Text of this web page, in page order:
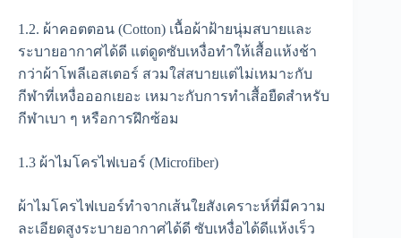
1.2. ผ้าคอตตอน (Cotton) เนื้อผ้าฝ้ายนุ่มสบายและ
ระบายอากาศได้ดี แต่ดูดซับเหงื่อทำให้เสื้อแห้งช้า
กว่าผ้าโพลีเอสเตอร์ สวมใส่สบายแต่ไม่เหมาะกับ
กีฬาที่เหงื่อออกเยอะ เหมาะกับการทำเสื้อยืดสำหรับ
กีฬาเบา ๆ หรือการฝึกซ้อม
1.3 ผ้าไมโครไฟเบอร์ (Microfiber)
ผ้าไมโครไฟเบอร์ทำจากเส้นใยสังเคราะห์ที่มีความ
ละเอียดสูงระบายอากาศได้ดี ซับเหงื่อได้ดีแห้งเร็ว